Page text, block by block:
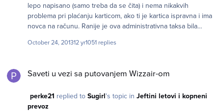
lepo napisano (samo treba da se čita) i nema nikakvih
problema pri plaćanju karticom, ako ti je kartica ispravna i ima
novca na računu. Ranije je ova administrativna taksa bila
800 RSD, tako da je najlakši i najbrži način plaćanje karticom.
karticom koja je vezana za dinarski račun.
October 24, 201312 yr1051 replies
Saveti u vezi sa putovanjem Wizzair-om
perke21 replied to Sugirl's topic in Jeftini letovi i kopneni
prevoz